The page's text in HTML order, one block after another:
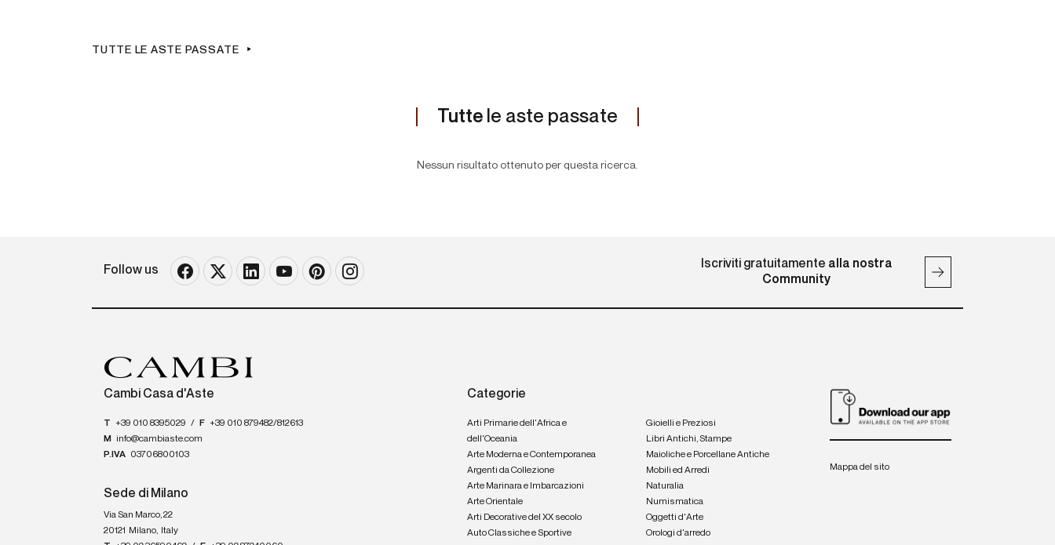
TUTTE LE ASTE PASSATE
Tutte le aste passate
Nessun risultato ottenuto per questa ricerca.
Follow us Iscriviti gratuitamente alla nostra
Community
Cambi Casa d'Aste
T +39 010 8395029 / F +39 010 879482/812613
M
info@cambiaste.com
P.IVA 03706800103
Sede di Milano
Via San Marco, 22
20121
Milano, Italy
Categorie
Arti Primarie dell'Africa e
dell'Oceania
Arte Moderna e Contemporanea
Argenti da Collezione
Arte Marinara e Imbarcazioni
Arte Orientale
Arti Decorative del XX secolo
Auto Classiche e Sportive
Gioielli e Preziosi
Libri Antichi, Stampe
Maioliche e Porcellane Antiche
Mobili ed Arredi
Naturalia
Numismatica
Oggetti d'Arte
Orologi d'arredo
Mappa del sito